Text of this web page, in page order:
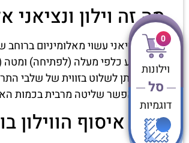
מה זה וילון ונציאני
תריס ונציאני עשוי מאלומיניום ברוחב שלב
התריס נע כלפי מעלה (לפתיחה) ומטה
בנוסף ניתן לשלוט בזווית של שלבי
מה שמאפשר שליטה מרבית בכמות
גובה איסוף הווילון
0
וילונות
סל
דוגמיות